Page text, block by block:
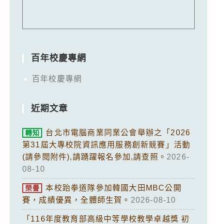
百年校慶專網
百年校慶專網
近期文章
轉知
台北市電腦商業同業公會舉辦之「2026
第31屆大專校院資訊應用服務創新競賽」活動
(請參閱附件),請踴躍報名參加,請查照。 2026-
08-10
榮譽
本校跆拳道隊參加韓國大田MBC公開
賽，成績優異，全體師生賀。 2026-08-10
「116年度教育部高級中等學校教學卓越獎 初